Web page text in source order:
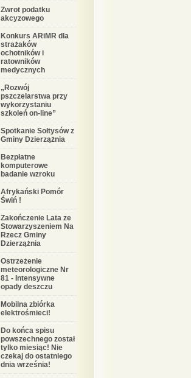
Zwrot podatku
akcyzowego
Konkurs ARiMR dla
strażaków
ochotników i
ratowników
medycznych
„Rozwój
pszczelarstwa przy
wykorzystaniu
szkoleń on-line”
Spotkanie Sołtysów z
Gminy Dzierzążnia
Bezpłatne
komputerowe
badanie wzroku
Afrykański Pomór
Świń !
Zakończenie Lata ze
Stowarzyszeniem Na
Rzecz Gminy
Dzierzążnia
Ostrzeżenie
meteorologiczne Nr
81 - Intensywne
opady deszczu
Mobilna zbiórka
elektrośmieci!
Do końca spisu
powszechnego został
tylko miesiąc! Nie
czekaj do ostatniego
dnia września!